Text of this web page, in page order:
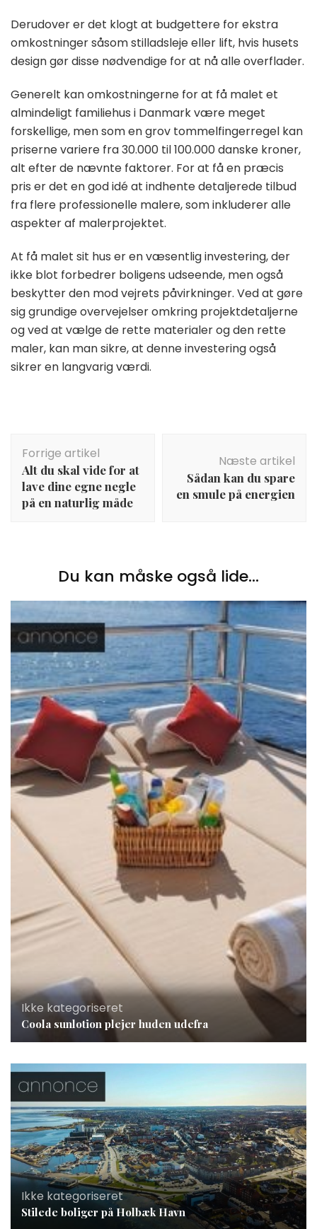
Derudover er det klogt at budgettere for ekstra
omkostninger såsom stilladsleje eller lift, hvis husets
design gør disse nødvendige for at nå alle overflader.
Generelt kan omkostningerne for at få malet et
almindeligt familiehus i Danmark være meget
forskellige, men som en grov tommelfingerregel kan
priserne variere fra 30.000 til 100.000 danske kroner,
alt efter de nævnte faktorer. For at få en præcis
pris er det en god idé at indhente detaljerede tilbud
fra flere professionelle malere, som inkluderer alle
aspekter af malerprojektet.
At få malet sit hus er en væsentlig investering, der
ikke blot forbedrer boligens udseende, men også
beskytter den mod vejrets påvirkninger. Ved at gøre
sig grundige overvejelser omkring projektdetaljerne
og ved at vælge de rette materialer og den rette
maler, kan man sikre, at denne investering også
sikrer en langvarig værdi.
Forrige artikel
Alt du skal vide for at
lave dine egne negle
på en naturlig måde
Næste artikel
Sådan kan du spare
en smule på energien
Du kan måske også lide...
Ikke kategoriseret
Coola sunlotion plejer huden udefra
Ikke kategoriseret
Stilede boliger på Holbæk Havn